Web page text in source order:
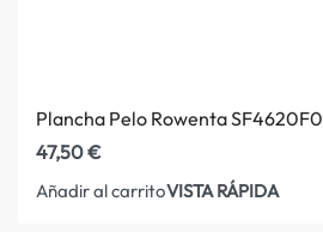
Plancha Pelo Rowenta SF4620F0
47,50€
Añadir al carritoVISTA RÁPIDA